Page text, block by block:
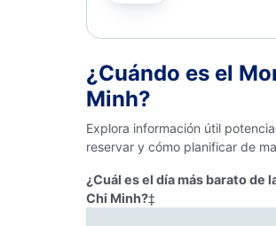
¿Cuándo es el
Minh?
Explora información útil
reservar y cómo planificar de
¿Cuál es el día más barato de
Chi Minh?‡